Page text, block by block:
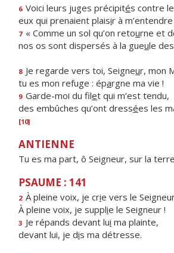
6 Voici leurs juges précipités contre
eux qui prenaient plaisir à
7 « Comme un sol qu’on retourne et
nos os sont dispersés à la gueule
8 Je regarde vers toi, Seigneur, mon
tu es mon refuge : épargne ma vie !
9 Garde-moi du filet qui m’est tendu,
des embûches qu’ont dressées les
[10]
ANTIENNE
Tu es ma part, ô Seigneur, sur la
PSAUME : 141
2 À pleine voix, je crie vers le
À pleine voix, je supplie le Seigneur !
3 Je répands devant lui ma plainte,
devant lui, je dis ma détresse.